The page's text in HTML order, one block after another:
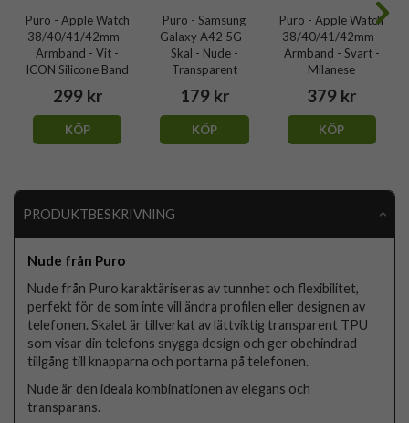
Puro - Apple Watch
38/40/41/42mm -
Armband - Vit -
ICON Silicone Band
299 kr
KÖP
Puro - Samsung
Galaxy A42 5G -
Skal - Nude -
Transparent
179 kr
KÖP
Puro - Apple Watch
38/40/41/42mm -
Armband - Svart -
Milanese
379 kr
KÖP
PRODUKTBESKRIVNING
Nude från Puro
Nude från Puro karaktäriseras av tunnhet och flexibilitet,
perfekt för de som inte vill ändra profilen eller designen av
telefonen. Skalet är tillverkat av lättviktig transparent TPU
som visar din telefons snygga design och ger obehindrad
tillgång till knapparna och portarna på telefonen.
Nude är den ideala kombinationen av elegans och
transparans.